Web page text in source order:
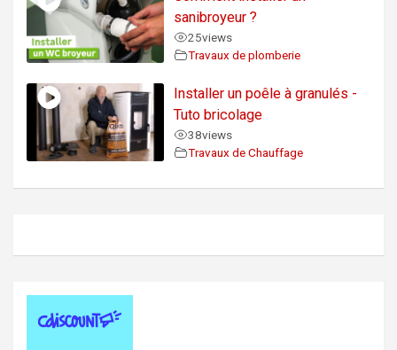
sanibroyeur ?
25views
Travaux de plomberie
Installer un poêle à granulés -
Tuto bricolage
38views
Travaux de Chauffage